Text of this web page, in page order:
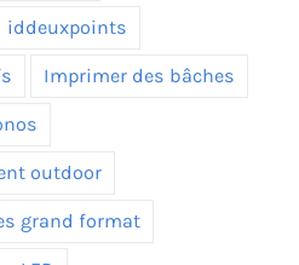
iddeuxpoints
Imprimer des bâches
outdoor
grand format